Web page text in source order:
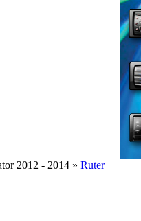
2012 - 2014 » Ruter